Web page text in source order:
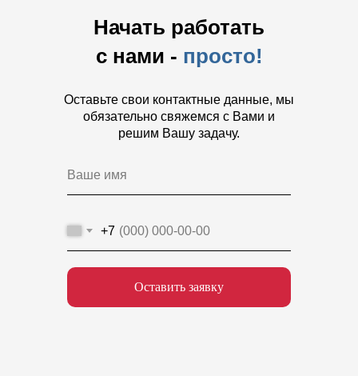
Начать работать
с нами - просто!
Оставьте свои контактные данные, мы
обязательно свяжемся с Вами и
решим Вашу задачу.
+7
Оставить заявку